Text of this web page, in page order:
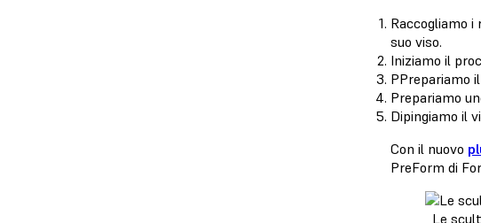
Raccogliamo
suo viso.
Iniziamo il
PPrepariamo
Prepariamo
Dipingiamo il
Con il nuovo
PreForm di
Le